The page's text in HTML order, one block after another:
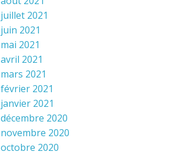
juillet 2021
juin 2021
mai 2021
avril 2021
mars 2021
février 2021
janvier 2021
décembre 2020
novembre 2020
octobre 2020